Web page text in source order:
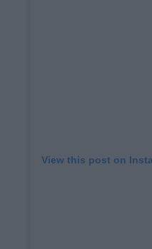
View this post on